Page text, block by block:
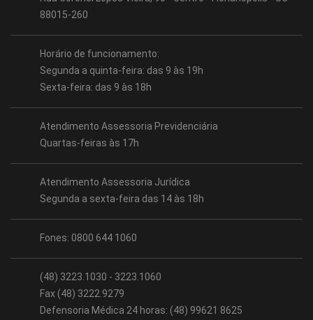
88015-260
Horário de funcionamento:
Segunda a quinta-feira: das 9 às 19h
Sexta-feira: das 9 às 18h
Atendimento Assessoria Previdenciária
Quartas-feiras às 17h
Atendimento Assessoria Jurídica
Segunda a sexta-feira das 14 às 18h
Fones: 0800 644 1060
(48) 3223.1030 - 3223.1060
Fax (48) 3222.9279
Defensoria Médica 24 horas: (48) 99621 8625